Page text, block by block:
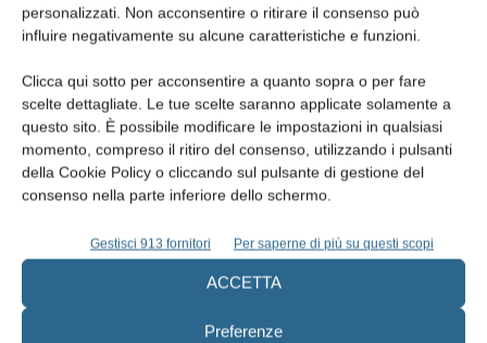
personalizzati. Non acconsentire o ritirare il consenso può
influire negativamente su alcune caratteristiche e funzioni.
Clicca qui sotto per acconsentire a quanto sopra o per fare
scelte dettagliate. Le tue scelte saranno applicate solamente a
questo sito. È possibile modificare le impostazioni in qualsiasi
momento, compreso il ritiro del consenso, utilizzando i pulsanti
della Cookie Policy o cliccando sul pulsante di gestione del
consenso nella parte inferiore dello schermo.
Gestisci 913 fornitori Per saperne di più su questi scopi
ACCETTA
Preferenze
Edicola web
Abbonati